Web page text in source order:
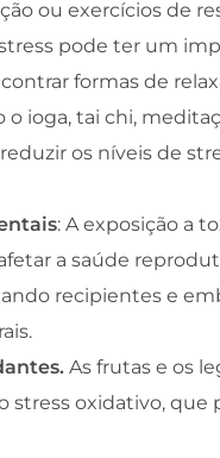
ou exercícios de
stress pode ter um
formas de
ioga, tai chi,
os níveis de
: A exposição a
a saúde
recipientes e
As frutas e os
oxidativo, que